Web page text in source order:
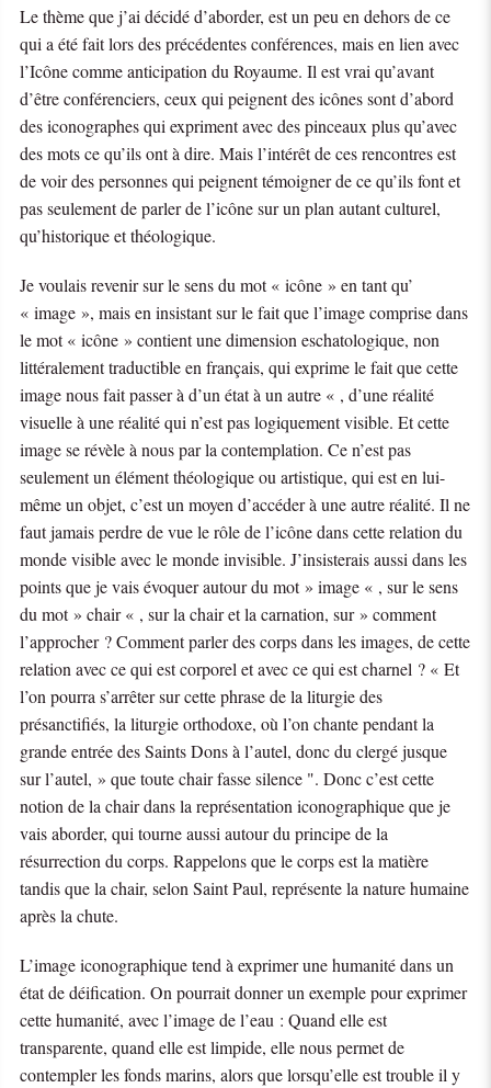
Le thème que j’ai décidé d’aborder, est un peu en dehors de ce
qui a été fait lors des précédentes conférences, mais en lien avec
l’Icône comme anticipation du Royaume. Il est vrai qu’avant
d’être conférenciers, ceux qui peignent des icônes sont d’abord
des iconographes qui expriment avec des pinceaux plus qu’avec
des mots ce qu’ils ont à dire. Mais l’intérêt de ces rencontres est
de voir des personnes qui peignent témoigner de ce qu’ils font et
pas seulement de parler de l’icône sur un plan autant culturel,
qu’historique et théologique.
Je voulais revenir sur le sens du mot « icône » en tant qu’
« image », mais en insistant sur le fait que l’image comprise dans
le mot « icône » contient une dimension eschatologique, non
littéralement traductible en français, qui exprime le fait que cette
image nous fait passer à d’un état à un autre « , d’une réalité
visuelle à une réalité qui n’est pas logiquement visible. Et cette
image se révèle à nous par la contemplation. Ce n’est pas
seulement un élément théologique ou artistique, qui est en lui-
même un objet, c’est un moyen d’accéder à une autre réalité. Il ne
faut jamais perdre de vue le rôle de l’icône dans cette relation du
monde visible avec le monde invisible. J’insisterais aussi dans les
points que je vais évoquer autour du mot » image « , sur le sens
du mot » chair « , sur la chair et la carnation, sur » comment
l’approcher ? Comment parler des corps dans les images, de cette
relation avec ce qui est corporel et avec ce qui est charnel ? « Et
l’on pourra s’arrêter sur cette phrase de la liturgie des
présanctifiés, la liturgie orthodoxe, où l’on chante pendant la
grande entrée des Saints Dons à l’autel, donc du clergé jusque
sur l’autel, » que toute chair fasse silence ". Donc c’est cette
notion de la chair dans la représentation iconographique que je
vais aborder, qui tourne aussi autour du principe de la
résurrection du corps. Rappelons que le corps est la matière
tandis que la chair, selon Saint Paul, représente la nature humaine
après la chute.
L’image iconographique tend à exprimer une humanité dans un
état de déification. On pourrait donner un exemple pour exprimer
cette humanité, avec l’image de l’eau : Quand elle est
transparente, quand elle est limpide, elle nous permet de
contempler les fonds marins, alors que lorsqu’elle est trouble il y